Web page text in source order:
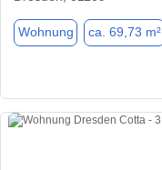
Wohnung ca. 69,73 m²